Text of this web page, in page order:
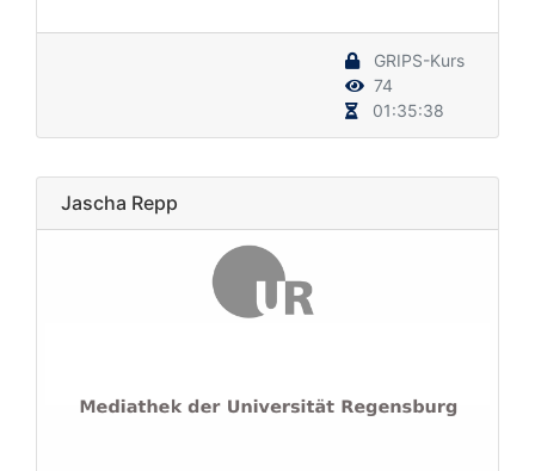
GRIPS-Kurs
74
01:35:38
Jascha Repp